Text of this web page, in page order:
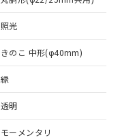
照光
きのこ 中形(φ40mm)
緑
透明
モーメンタリ